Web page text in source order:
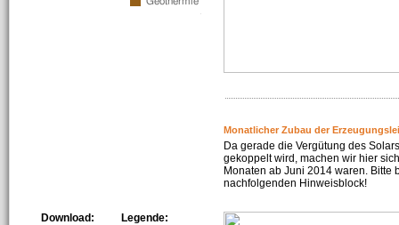
Monatlicher Zubau der
Da gerade die Vergütung des
gekoppelt wird, machen wir hier
Monaten ab Juni 2014 waren. Bitte
nachfolgenden Hinweisblock!
Legende:
Download: